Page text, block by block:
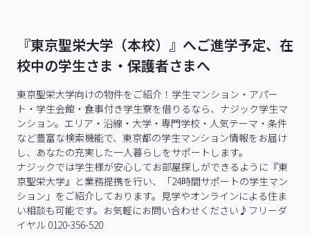
『東京聖栄大学（本校）』へご進学予定、在
校中の学生さま・保護者さまへ
東京聖栄大学向けの物件をご紹介！学生マンション・アパー
ト・学生会館・食事付き学生寮を借りるなら、ナジック学生マ
ンション。エリア・沿線・大学・専門学校・人気テーマ・条件
など豊富な検索機能で、東京都の学生マンション情報をお届け
し、あなたの充実した一人暮らしをサポートします。
ナジックでは学生様が安心してお部屋探しができるように『東
京聖栄大学』と業務提携を行い、「24時間サポートの学生マン
ション」をご紹介しております。見学やオンラインによる住ま
い相談も可能です。お気軽にお問い合わせください♪フリーダ
イヤル 0120-356-520